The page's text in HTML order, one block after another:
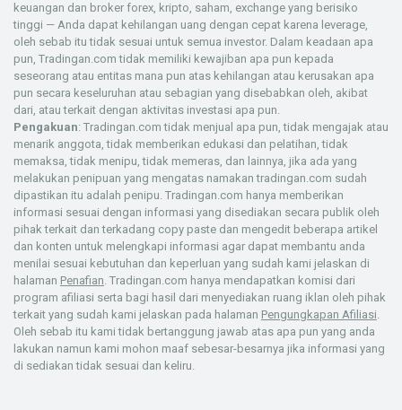
keuangan dan broker forex, kripto, saham, exchange yang berisiko
tinggi — Anda dapat kehilangan uang dengan cepat karena leverage,
oleh sebab itu tidak sesuai untuk semua investor. Dalam keadaan apa
pun, Tradingan.com tidak memiliki kewajiban apa pun kepada
seseorang atau entitas mana pun atas kehilangan atau kerusakan apa
pun secara keseluruhan atau sebagian yang disebabkan oleh, akibat
dari, atau terkait dengan aktivitas investasi apa pun.
Pengakuan: Tradingan.com tidak menjual apa pun, tidak mengajak atau
menarik anggota, tidak memberikan edukasi dan pelatihan, tidak
memaksa, tidak menipu, tidak memeras, dan lainnya, jika ada yang
melakukan penipuan yang mengatas namakan tradingan.com sudah
dipastikan itu adalah penipu. Tradingan.com hanya memberikan
informasi sesuai dengan informasi yang disediakan secara publik oleh
pihak terkait dan terkadang copy paste dan mengedit beberapa artikel
dan konten untuk melengkapi informasi agar dapat membantu anda
menilai sesuai kebutuhan dan keperluan yang sudah kami jelaskan di
halaman Penafian. Tradingan.com hanya mendapatkan komisi dari
program afiliasi serta bagi hasil dari menyediakan ruang iklan oleh pihak
terkait yang sudah kami jelaskan pada halaman Pengungkapan Afiliasi.
Oleh sebab itu kami tidak bertanggung jawab atas apa pun yang anda
lakukan namun kami mohon maaf sebesar-besarnya jika informasi yang
di sediakan tidak sesuai dan keliru.